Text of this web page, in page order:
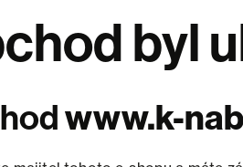
byl
www.k-